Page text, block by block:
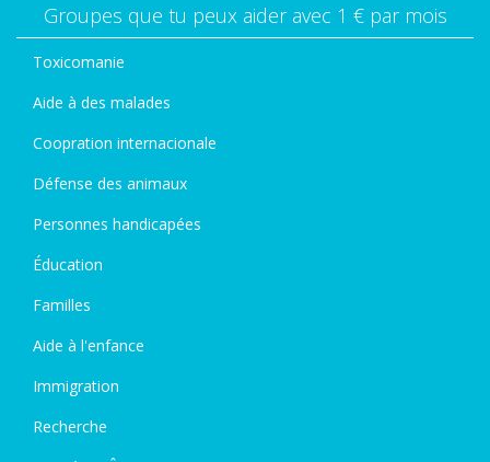
Groupes que tu peux aider avec 1 € par mois
Toxicomanie
Aide à des malades
Coopration internacionale
Défense des animaux
Personnes handicapées
Éducation
Familles
Aide à l'enfance
Immigration
Recherche